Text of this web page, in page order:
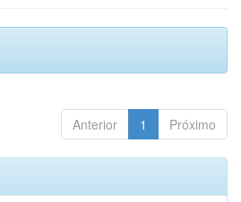
Anterior 1 Próximo